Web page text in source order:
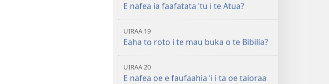
E nafea ia faafatata ˈtu i te Atua?
UIRAA 19
Eaha to roto i te mau buka o te Bibilia?
UIRAA 20
E nafea oe e faufaahia ˈi i ta oe taioraa